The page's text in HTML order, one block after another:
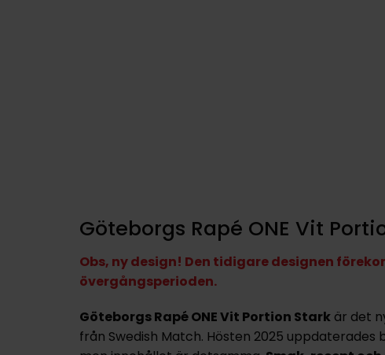
Göteborgs Rapé ONE Vit
Obs, ny design! Den tidigare designen
övergångsperioden.
Göteborgs Rapé ONE Vit Portion Starkär det
från Swedish Match. Hösten 2025 uppdaterades